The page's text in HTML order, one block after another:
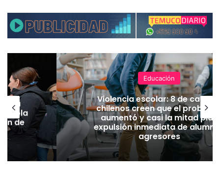
de
Educación
Violencia escolar: 8 de cada
chilenos creen que el
aumentó y casi la mitad pide
expulsión inmediata de
agresores